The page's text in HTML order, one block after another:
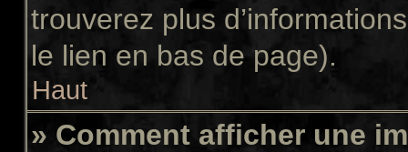
trouverez plus
le lien en bas de page).
Haut
» Comment afficher une